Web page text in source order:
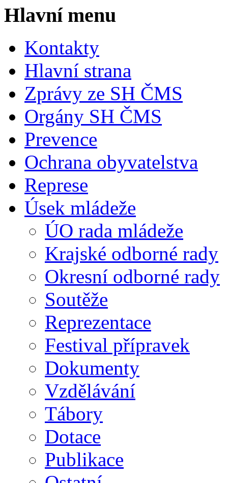
Hlavní menu
Kontakty
Hlavní strana
Zprávy ze SH ČMS
Orgány SH ČMS
Prevence
Ochrana obyvatelstva
Represe
Úsek mládeže
ÚO rada mládeže
Krajské odborné rady
Okresní odborné rady
Soutěže
Reprezentace
Festival přípravek
Dokumenty
Vzdělávání
Tábory
Dotace
Publikace